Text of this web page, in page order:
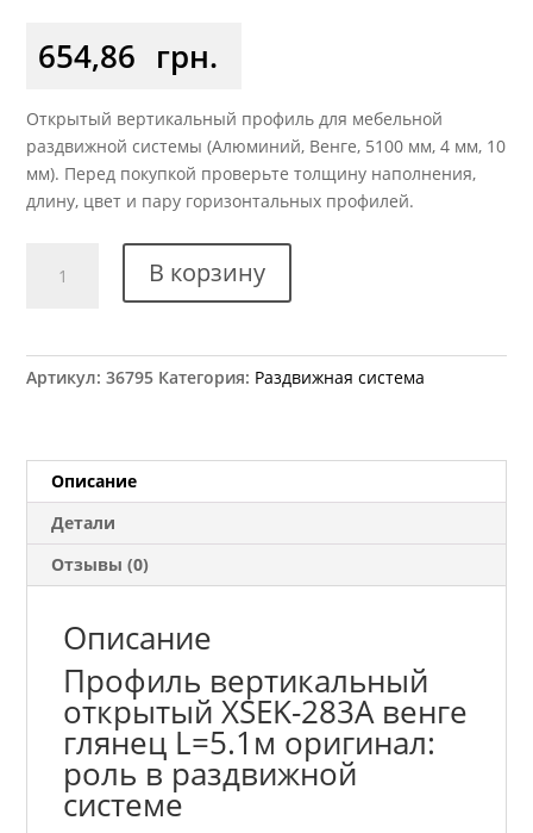
654,86 грн.
Открытый вертикальный профиль для мебельной
раздвижной системы (Алюминий, Венге, 5100 мм, 4 мм, 10
мм). Перед покупкой проверьте толщину наполнения,
длину, цвет и пару горизонтальных профилей.
товара
XSEK-
глянец
L=5.1м
оригинал
В корзину
Артикул:36795 Категория: Раздвижная система
Описание
Детали
Отзывы (0)
Описание
Профиль вертикальный
открытый XSEK-283A венге
глянец L=5.1м оригинал:
роль в раздвижной
системе